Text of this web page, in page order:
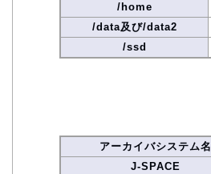
/home
/data及び/data2
/ssd
アーカイバシステム名
J-SPACE